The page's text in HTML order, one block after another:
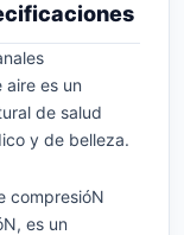
aire es un
de salud
y de belleza.
compresióN
es un